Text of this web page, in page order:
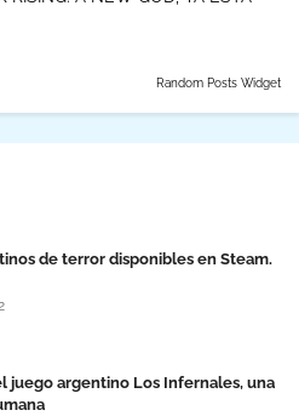
Random Posts Widget
de terror disponibles en Steam.
juego argentino Los Infernales, una